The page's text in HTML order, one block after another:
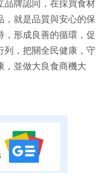
品牌認同，在採買食材
，就是品質與安心的保
形成良善的循環，促
列，把關全民健康，守
，並做大良食商機大